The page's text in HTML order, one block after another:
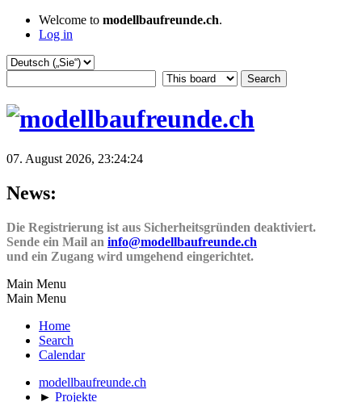
Welcome to modellbaufreunde.ch.
Log in
07. August 2026, 23:24:24
News:
Die Registrierung ist aus Sicherheitsgründen deaktiviert.
Sende ein Mail an info@modellbaufreunde.ch
und ein Zugang wird umgehend eingerichtet.
Main Menu
Main Menu
Home
Search
Calendar
modellbaufreunde.ch
► Projekte